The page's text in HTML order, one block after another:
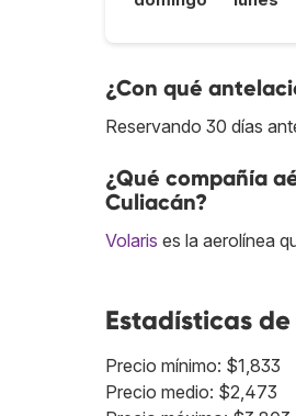
¿Con qué
Reservando 30 días
¿Qué compañía
Culiacán?
Volaris es la aerolínea
Estadísticas
Precio mínimo: $1,833
Precio medio: $2,473